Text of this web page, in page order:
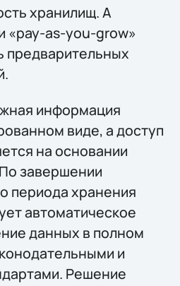
хранилищ. А
«pay-as-you-grow»
предварительных
информация
виде, а доступ
на основании
завершении
периода хранения
автоматическое
данных в полном
и
Решение